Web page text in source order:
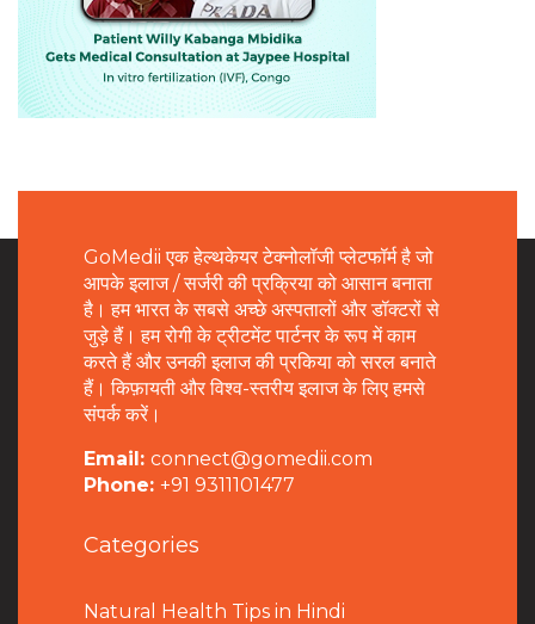
GoMedii एक हेल्थकेयर टेक्नोलॉजी प्लेटफॉर्म है जो
आपके इलाज / सर्जरी की प्रक्रिया को आसान बनाता
है। हम भारत के सबसे अच्छे अस्पतालों और डॉक्टरों से
जुड़े हैं। हम रोगी के ट्रीटमेंट पार्टनर के रूप में काम
करते हैं और उनकी इलाज की प्रकिया को सरल बनाते
हैं। किफ़ायती और विश्व-स्तरीय इलाज के लिए हमसे
संपर्क करें।
Email: connect@gomedii.com
Phone: +91 9311101477
Categories
Natural Health Tips in Hindi